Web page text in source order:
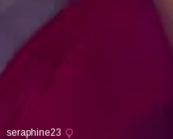
seraphine23